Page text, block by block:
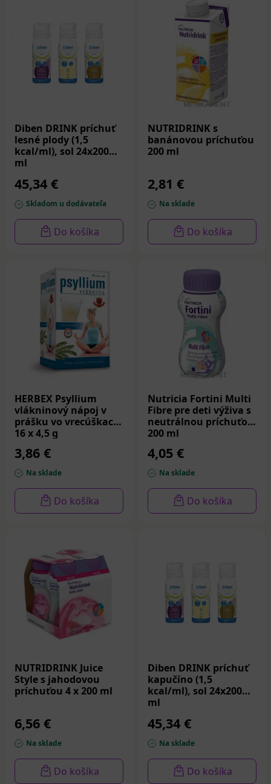
Diben DRINK príchuť
lesné plody (1,5
kcal/ml), sol 24x200
ml
45,34 €
Skladom u dodávateľa
Do košíka
NUTRIDRINK s
banánovou príchuťou
200 ml
2,81 €
Na sklade
Do košíka
HERBEX Psyllium
vlákninový nápoj v
prášku vo vrecúškach
16 x 4,5 g
3,86 €
Na sklade
Do košíka
Nutricia Fortini Multi
Fibre pre deti výživa s
neutrálnou príchuťou
200 ml
4,05 €
Na sklade
Do košíka
NUTRIDRINK Juice
Style s jahodovou
príchuťou 4 x 200 ml
6,56 €
Na sklade
Do košíka
Diben DRINK príchuť
kapučíno (1,5
kcal/ml), sol 24x200
ml
45,34 €
Na sklade
Do košíka